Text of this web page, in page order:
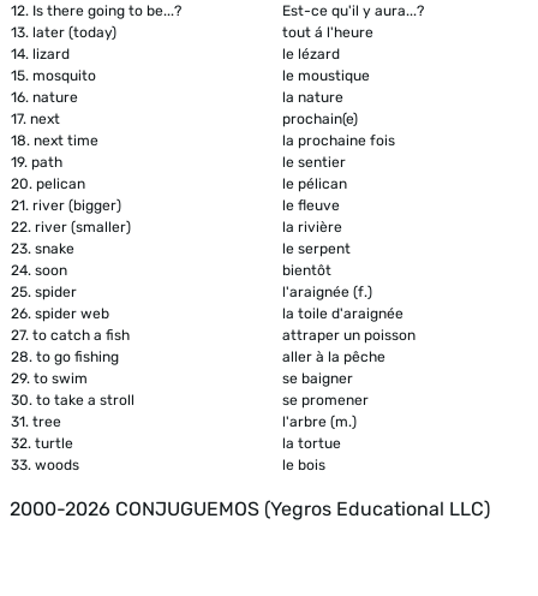
12. Is there going to be...?
Est-ce qu'il y aura...?
13. later (today)
tout á l'heure
14. lizard
le lézard
15. mosquito
le moustique
16. nature
la nature
17. next
prochain(e)
18. next time
la prochaine fois
19. path
le sentier
20. pelican
le pélican
21. river (bigger)
le fleuve
22. river (smaller)
la rivière
23. snake
le serpent
24. soon
bientôt
25. spider
l'araignée (f.)
26. spider web
la toile d'araignée
27. to catch a fish
attraper un poisson
28. to go fishing
aller à la pêche
29. to swim
se baigner
30. to take a stroll
se promener
31. tree
l'arbre (m.)
32. turtle
la tortue
33. woods le bois
2000-2026 CONJUGUEMOS (Yegros Educational LLC)